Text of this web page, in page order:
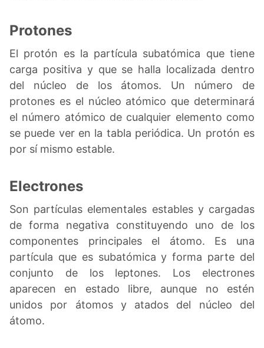
Protones
El protón es la partícula subatómica que tiene
carga positiva y que se halla localizada dentro
del núcleo de los átomos. Un número de
protones es el núcleo atómico que determinará
el número atómico de cualquier elemento como
se puede ver en la tabla periódica. Un protón es
por sí mismo estable.
Electrones
Son partículas elementales estables y cargadas
de forma negativa constituyendo uno de los
componentes principales el átomo. Es una
partícula que es subatómica y forma parte del
conjunto de los leptones. Los electrones
aparecen en estado libre, aunque no estén
unidos por átomos y atados del núcleo del
átomo.